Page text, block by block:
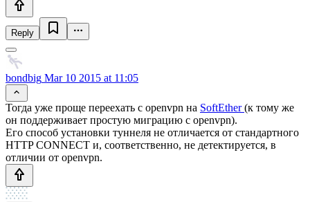
Reply
bondbig Mar 10 2015 at 11:05
Тогда уже проще переехать с openvpn на SoftEther(к тому же
он поддерживает простую миграцию с openvpn).
Его способ установки туннеля не отличается от стандартного
HTTP CONNECT и, соответственно, не детектируется, в
отличии от openvpn.